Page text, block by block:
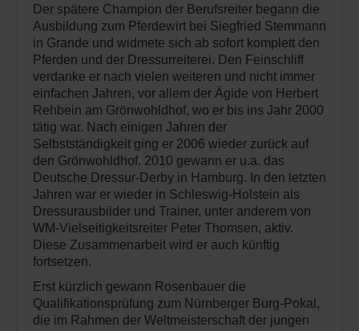
Der spätere Champion der Berufsreiter begann die
Ausbildung zum Pferdewirt bei Siegfried Stemmann
in Grande und widmete sich ab sofort komplett den
Pferden und der Dressurreiterei. Den Feinschliff
verdanke er nach vielen weiteren und nicht immer
einfachen Jahren, vor allem der Ägide von Herbert
Rehbein am Grönwohldhof, wo er bis ins Jahr 2000
tätig war. Nach einigen Jahren der
Selbstständigkeit ging er 2006 wieder zurück auf
den Grönwohldhof. 2010 gewann er u.a. das
Deutsche Dressur-Derby in Hamburg. In den letzten
Jahren war er wieder in Schleswig-Holstein als
Dressurausbilder und Trainer, unter anderem von
WM-Vielseitigkeitsreiter Peter Thomsen, aktiv.
Diese Zusammenarbeit wird er auch künftig
fortsetzen.
Erst kürzlich gewann Rosenbauer die
Qualifikationsprüfung zum Nürnberger Burg-Pokal,
die im Rahmen der Weltmeisterschaft der jungen